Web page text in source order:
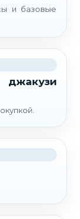
и базовые